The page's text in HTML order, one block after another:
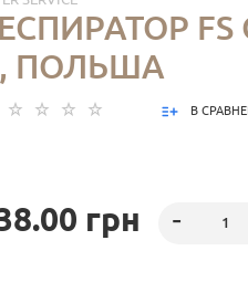
FS
ПОЛЬША
В
грн